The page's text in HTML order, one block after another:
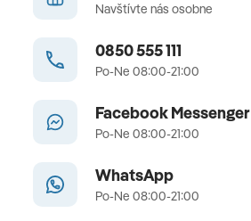
Navštívte nás osobne
0850 555 111
Po-Ne 08:00-21:00
Facebook Messenger
Po-Ne 08:00-21:00
WhatsApp
Po-Ne 08:00-21:00